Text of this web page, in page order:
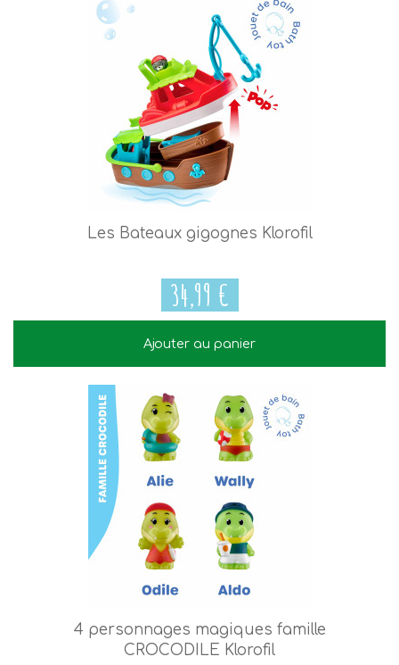
23,99 €
34,99 €
Les Bateaux gigognes Klorofil
34,99 €
Ajouter au panier
4 personnages magiques famille
CROCODILE Klorofil